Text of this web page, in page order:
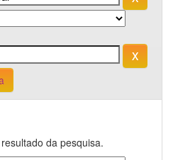
da pesquisa.